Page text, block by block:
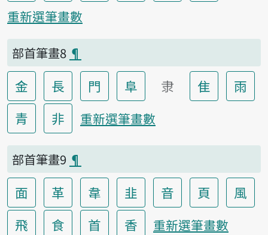
重新選筆畫數
部首筆畫8 ¶
金 長 門 阜 隶 隹
雨
青
非 重新選筆畫數
部首筆畫9 ¶
面 革 韋 韭 音 頁
風
飛
食 首 香 重新選筆畫數